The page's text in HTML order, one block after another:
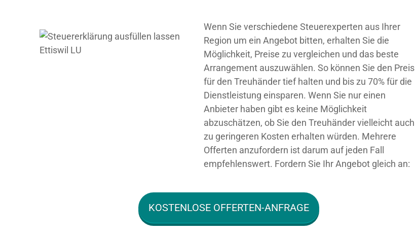
Wenn Sie verschiedene Steuerexperten aus Ihrer
Region um ein Angebot bitten, erhalten Sie die
Möglichkeit, Preise zu vergleichen und das beste
Arrangement auszuwählen. So können Sie den Preis
für den Treuhänder tief halten und bis zu 70% für die
Dienstleistung einsparen. Wenn Sie nur einen
Anbieter haben gibt es keine Möglichkeit
abzuschätzen, ob Sie den Treuhänder vielleicht auch
zu geringeren Kosten erhalten würden. Mehrere
Offerten anzufordern ist darum auf jeden Fall
empfehlenswert. Fordern Sie Ihr Angebot gleich an:
KOSTENLOSE OFFERTEN-ANFRAGE